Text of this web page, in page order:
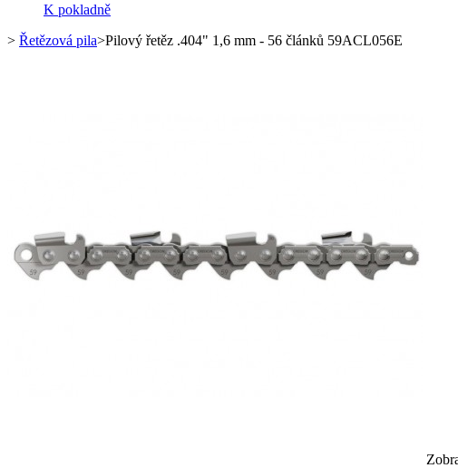
K pokladně
> Řetězová pila>Pilový řetěz .404" 1,6 mm - 56 článků 59ACL056E